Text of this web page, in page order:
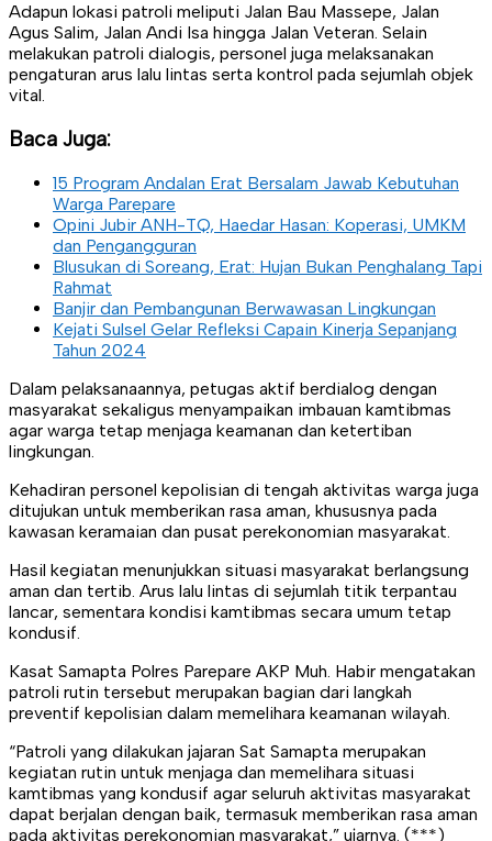
Adapun lokasi patroli meliputi Jalan Bau Massepe, Jalan
Agus Salim, Jalan Andi Isa hingga Jalan Veteran. Selain
melakukan patroli dialogis, personel juga melaksanakan
pengaturan arus lalu lintas serta kontrol pada sejumlah objek
vital.
Baca Juga:
15 Program Andalan Erat Bersalam Jawab Kebutuhan
Warga Parepare
Opini Jubir ANH-TQ, Haedar Hasan: Koperasi, UMKM
dan Pengangguran
Blusukan di Soreang, Erat: Hujan Bukan Penghalang Tapi
Rahmat
Banjir dan Pembangunan Berwawasan Lingkungan
Kejati Sulsel Gelar Refleksi Capain Kinerja Sepanjang
Tahun 2024
Dalam pelaksanaannya, petugas aktif berdialog dengan
masyarakat sekaligus menyampaikan imbauan kamtibmas
agar warga tetap menjaga keamanan dan ketertiban
lingkungan.
Kehadiran personel kepolisian di tengah aktivitas warga juga
ditujukan untuk memberikan rasa aman, khususnya pada
kawasan keramaian dan pusat perekonomian masyarakat.
Hasil kegiatan menunjukkan situasi masyarakat berlangsung
aman dan tertib. Arus lalu lintas di sejumlah titik terpantau
lancar, sementara kondisi kamtibmas secara umum tetap
kondusif.
Kasat Samapta Polres Parepare AKP Muh. Habir mengatakan
patroli rutin tersebut merupakan bagian dari langkah
preventif kepolisian dalam memelihara keamanan wilayah.
“Patroli yang dilakukan jajaran Sat Samapta merupakan
kegiatan rutin untuk menjaga dan memelihara situasi
kamtibmas yang kondusif agar seluruh aktivitas masyarakat
dapat berjalan dengan baik, termasuk memberikan rasa aman
pada aktivitas perekonomian masyarakat,” ujarnya. (***)